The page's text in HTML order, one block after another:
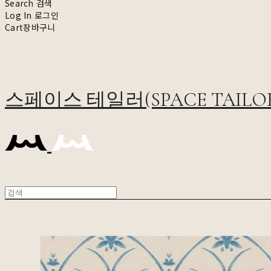
Search 검색
Log In 로그인
Cart장바구니
스페이스 테일러(SPACE